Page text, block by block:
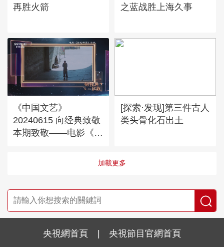
再胜火箭
之蓝战胜上海久事
《中国文艺》
20240615 向经典致敬
本期致敬——电影《骆
[探索·发现]第三件古人
类头骨化石出土
加載更多
央視網首頁 | 央視節目官網首頁